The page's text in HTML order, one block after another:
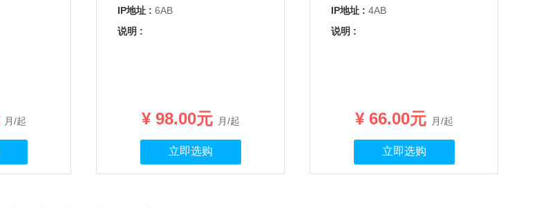
月/起
IP地址 : 6AB
说明 :
¥ 98.00元 月/起
立即选购
IP地址 : 4AB
说明 :
¥ 66.00元 月/起
立即选购